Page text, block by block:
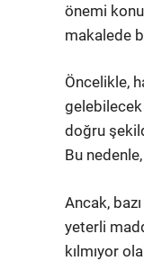
önemi
makalede
Öncelikle,
gelebilecek
doğru
Bu
Ancak,
yeterli
kılmıyor